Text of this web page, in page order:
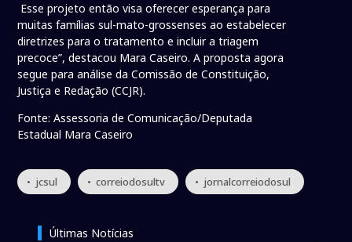
Esse projeto então visa oferecer esperança para
muitas famílias sul-mato-grossenses ao estabelecer
diretrizes para o tratamento e incluir a triagem
precoce”, destacou Mara Caseiro. A proposta agora
segue para análise da Comissão de Constituição,
Justiça e Redação (CCJR).
Fonte: Assessoria de Comunicação/Deputada
Estadual Mara Caseiro
• jcsul • correiodosultv • jornalcorreiodosul
Últimas Notícias